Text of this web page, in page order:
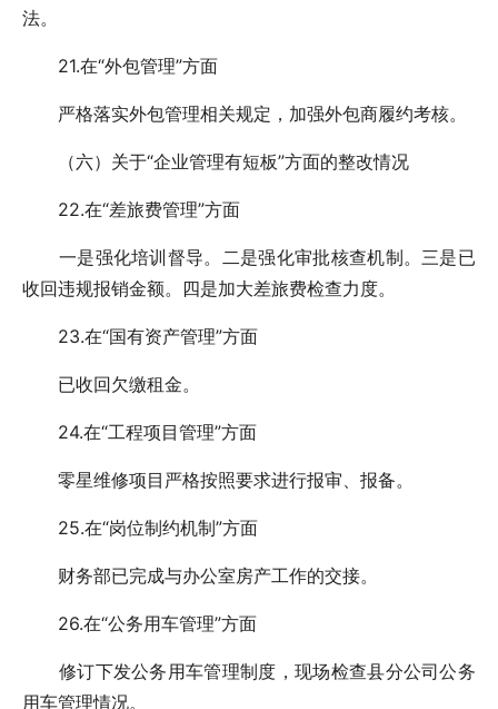
法。
21.在“外包管理”方面
严格落实外包管理相关规定，加强外包商履约考核。
（六）关于“企业管理有短板”方面的整改情况
22.在“差旅费管理”方面
一是强化培训督导。二是强化审批核查机制。三是已
收回违规报销金额。四是加大差旅费检查力度。
23.在“国有资产管理”方面
已收回欠缴租金。
24.在“工程项目管理”方面
零星维修项目严格按照要求进行报审、报备。
25.在“岗位制约机制”方面
财务部已完成与办公室房产工作的交接。
26.在“公务用车管理”方面
修订下发公务用车管理制度，现场检查县分公司公务
用车管理情况。